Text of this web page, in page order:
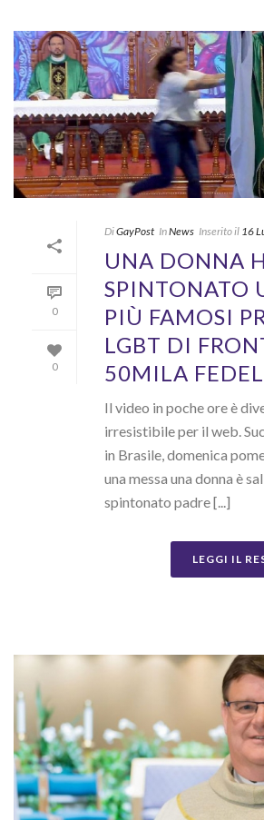
0
0
DiGayPost InNews Inserito il 16
UNA DONNA
SPINTONATO
PIÙ FAMOSI
LGBT DI
50MILA
Il video in poche ore è
irresistibile per il web.
in Brasile, domenica
una messa una donna è
spintonato padre [...]
LEGGI IL